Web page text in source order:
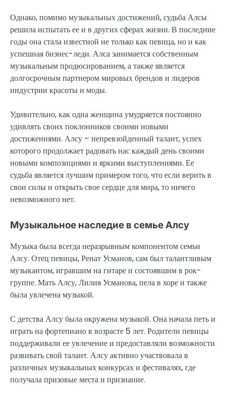
Однако, помимо музыкальных достижений, судьба Алсы
решила испытать ее и в других сферах жизни. В последние
годы она стала известной не только как певица, но и как
успешная бизнес-леди. Алса занимается собственным
музыкальным продюсированием, а также является
долгосрочным партнером мировых брендов и лидеров
индустрии красоты и моды.
Удивительно, как одна женщина умудряется постоянно
удивлять своих поклонников своими новыми
достижениями. Алсу – непревзойденный талант, успех
которого продолжает радовать нас каждый день своими
новыми композициями и яркими выступлениями. Ее
судьба является лучшим примером того, что если верить в
свои силы и открыть свое сердце для мира, то ничего
невозможного нет.
Музыкальное наследие в семье Алсу
Музыка была всегда неразрывным компонентом семьи
Алсу. Отец певицы, Ренат Усманов, сам был талантливым
музыкантом, игравшим на гитаре и состоявшим в рок-
группе. Мать Алсу, Лилия Усманова, пела в хоре и также
была увлечена музыкой.
С детства Алсу была окружена музыкой. Она начала петь и
играть на фортепиано в возрасте 5 лет. Родители певицы
поддерживали ее увлечение и предоставляли возможности
развивать свой талант. Алсу активно участвовала в
различных музыкальных конкурсах и фестивалях, где
получала призовые места и признание.